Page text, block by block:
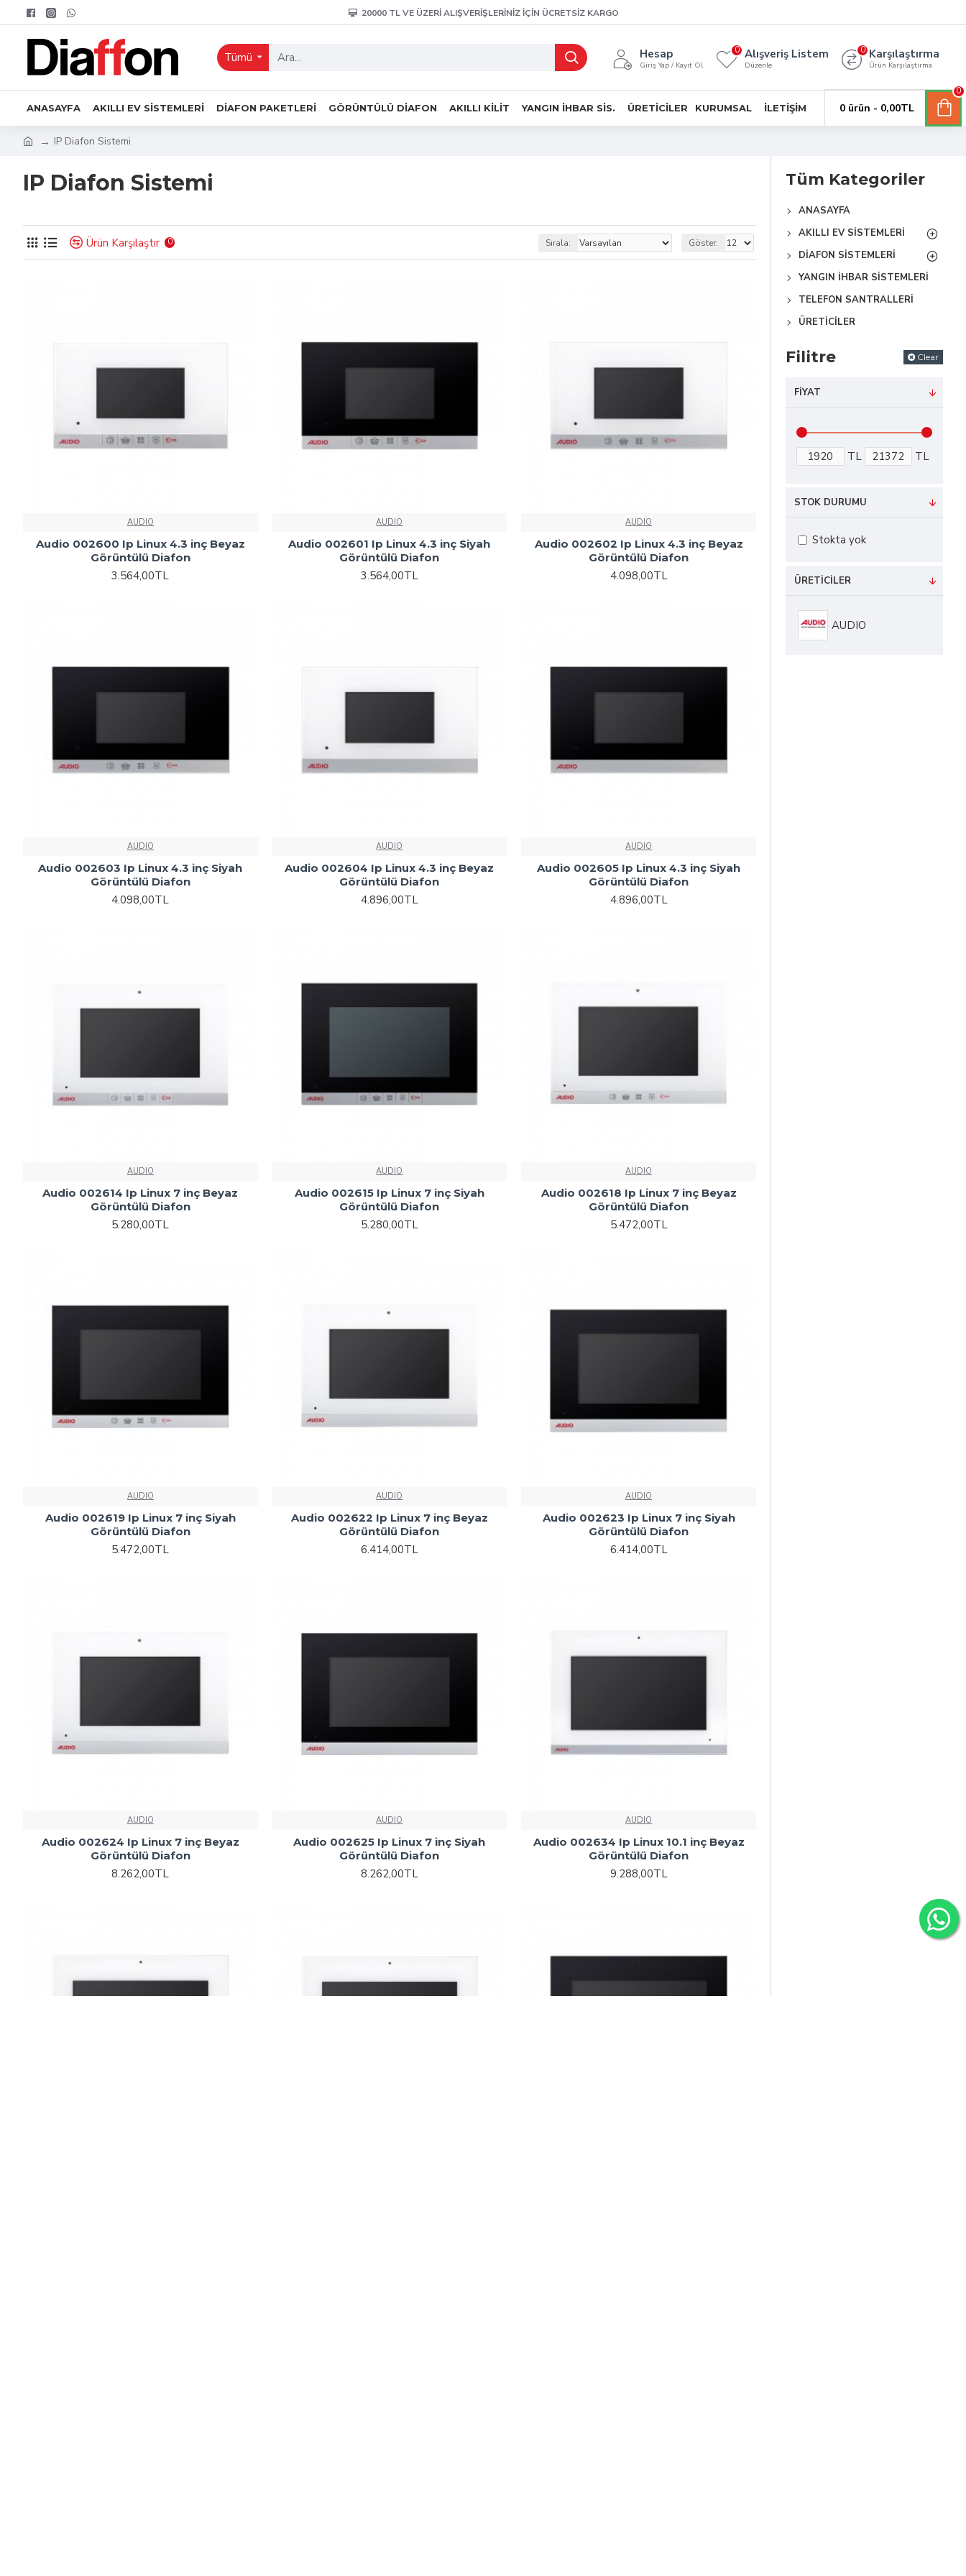
20000 TL VE ÜZERİ ALIŞVERİŞLERİNİZ İÇİN ÜCRETSİZ KARGO
Tümü Hesap
Giriş Yap / Kayıt Ol
Alışveriş Listem
Düzenle
0 Karşılaştırma
Ürün Karşılaştırma
0
ANASAYFA AKILLI EV SISTEMLERI DIAFON PAKETLERI GÖRÜNTÜLÜ DIAFON AKILLI KILIT YANGIN İHBAR SIS. ÜRETICILER KURUMSAL İLETIŞIM 0 ürün - 0,00TL
0
IP Diafon Sistemi
IP Diafon Sistemi
Ürün Karşılaştır 0 Sırala: Göster:
AUDIO
Audio 002600 Ip Linux 4.3 inç Beyaz
Görüntülü Diafon
3.564,00TL
AUDIO
Audio 002601 Ip Linux 4.3 inç Siyah
Görüntülü Diafon
3.564,00TL
AUDIO
Audio 002602 Ip Linux 4.3 inç Beyaz
Görüntülü Diafon
4.098,00TL
AUDIO
Audio 002603 Ip Linux 4.3 inç Siyah
Görüntülü Diafon
4.098,00TL
AUDIO
Audio 002604 Ip Linux 4.3 inç Beyaz
Görüntülü Diafon
4.896,00TL
AUDIO
Audio 002605 Ip Linux 4.3 inç Siyah
Görüntülü Diafon
4.896,00TL
AUDIO
Audio 002614 Ip Linux 7 inç Beyaz
Görüntülü Diafon
5.280,00TL
AUDIO
Audio 002615 Ip Linux 7 inç Siyah
Görüntülü Diafon
5.280,00TL
AUDIO
Audio 002618 Ip Linux 7 inç Beyaz
Görüntülü Diafon
5.472,00TL
AUDIO
Audio 002619 Ip Linux 7 inç Siyah
Görüntülü Diafon
5.472,00TL
AUDIO
Audio 002622 Ip Linux 7 inç Beyaz
Görüntülü Diafon
6.414,00TL
AUDIO
Audio 002623 Ip Linux 7 inç Siyah
Görüntülü Diafon
6.414,00TL
AUDIO
Audio 002624 Ip Linux 7 inç Beyaz
Görüntülü Diafon
8.262,00TL
AUDIO
Audio 002625 Ip Linux 7 inç Siyah
Görüntülü Diafon
8.262,00TL
AUDIO
Audio 002634 Ip Linux 10.1 inç Beyaz
Görüntülü Diafon
9.288,00TL
Tüm Kategoriler
ANASAYFA
AKILLI EV SISTEMLERI
DIAFON SISTEMLERI
YANGIN İHBAR SISTEMLERI
TELEFON SANTRALLERI
ÜRETICILER
Filitre Clear
FIYAT
TL TL
ÜRETICILER
AUDIO
STOK DURUMU
Stokta yok